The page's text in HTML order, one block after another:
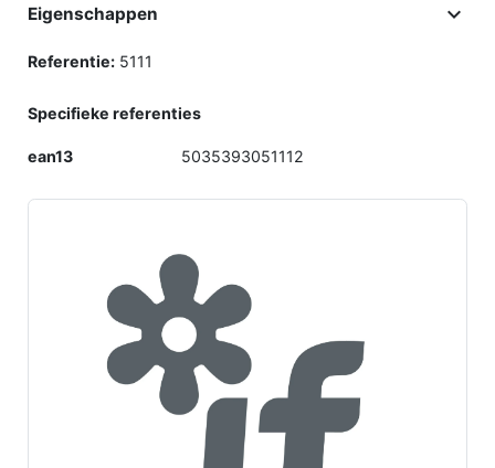
Eigenschappen 
Referentie: 5111
Specifieke referenties
ean13 5035393051112